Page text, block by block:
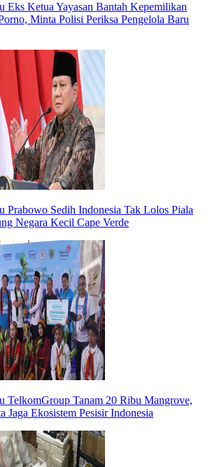
Eks Ketua Yayasan Bantah Kepemilikan
Minta Polisi Periksa Pengelola Baru
Prabowo Sedih Indonesia Tak Lolos Piala
Negara Kecil Cape Verde
TelkomGroup Tanam 20 Ribu Mangrove,
Jaga Ekosistem Pesisir Indonesia